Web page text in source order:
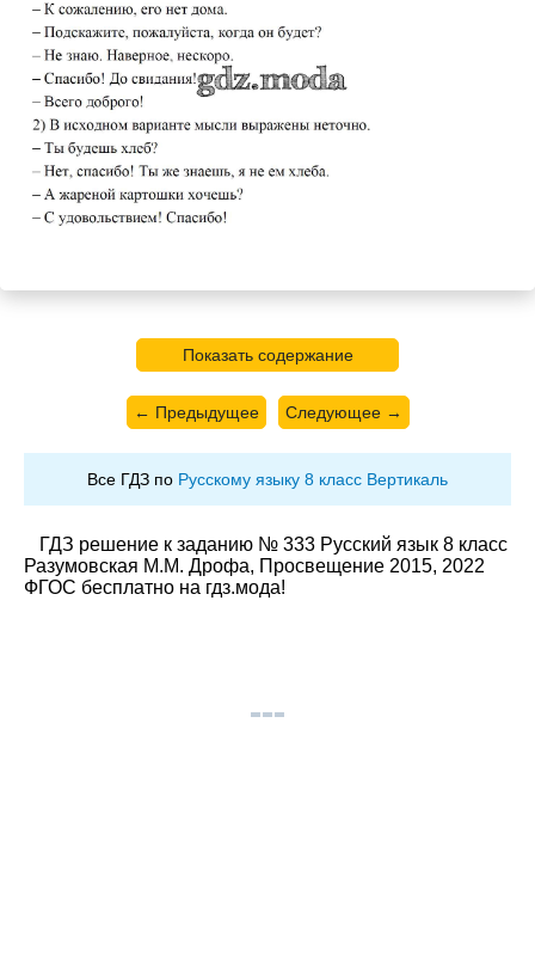
Показать содержание
← Предыдущее Следующее →
Все ГДЗ по Русскому языку 8 класс Вертикаль
ГДЗ решение к заданию № 333 Русский язык 8 класс
Разумовская М.М. Дрофа, Просвещение 2015, 2022
ФГОС бесплатно на гдз.мода!